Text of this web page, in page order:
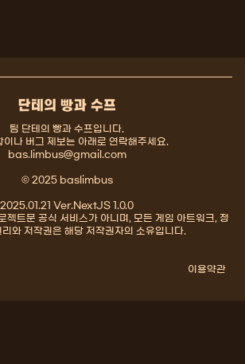
단테의 빵과 수프
팀 단테의 빵과 수프입니다.
이나 버그 제보는 아래로 연락해주세요.
bas.limbus@gmail.com
© 2025 baslimbus
2025.01.21 Ver.NextJS 1.0.0
젝트문 공식 서비스가 아니며, 모든 게임 아트워크, 정
리와 저작권은 해당 저작권자의 소유입니다.
이용약관